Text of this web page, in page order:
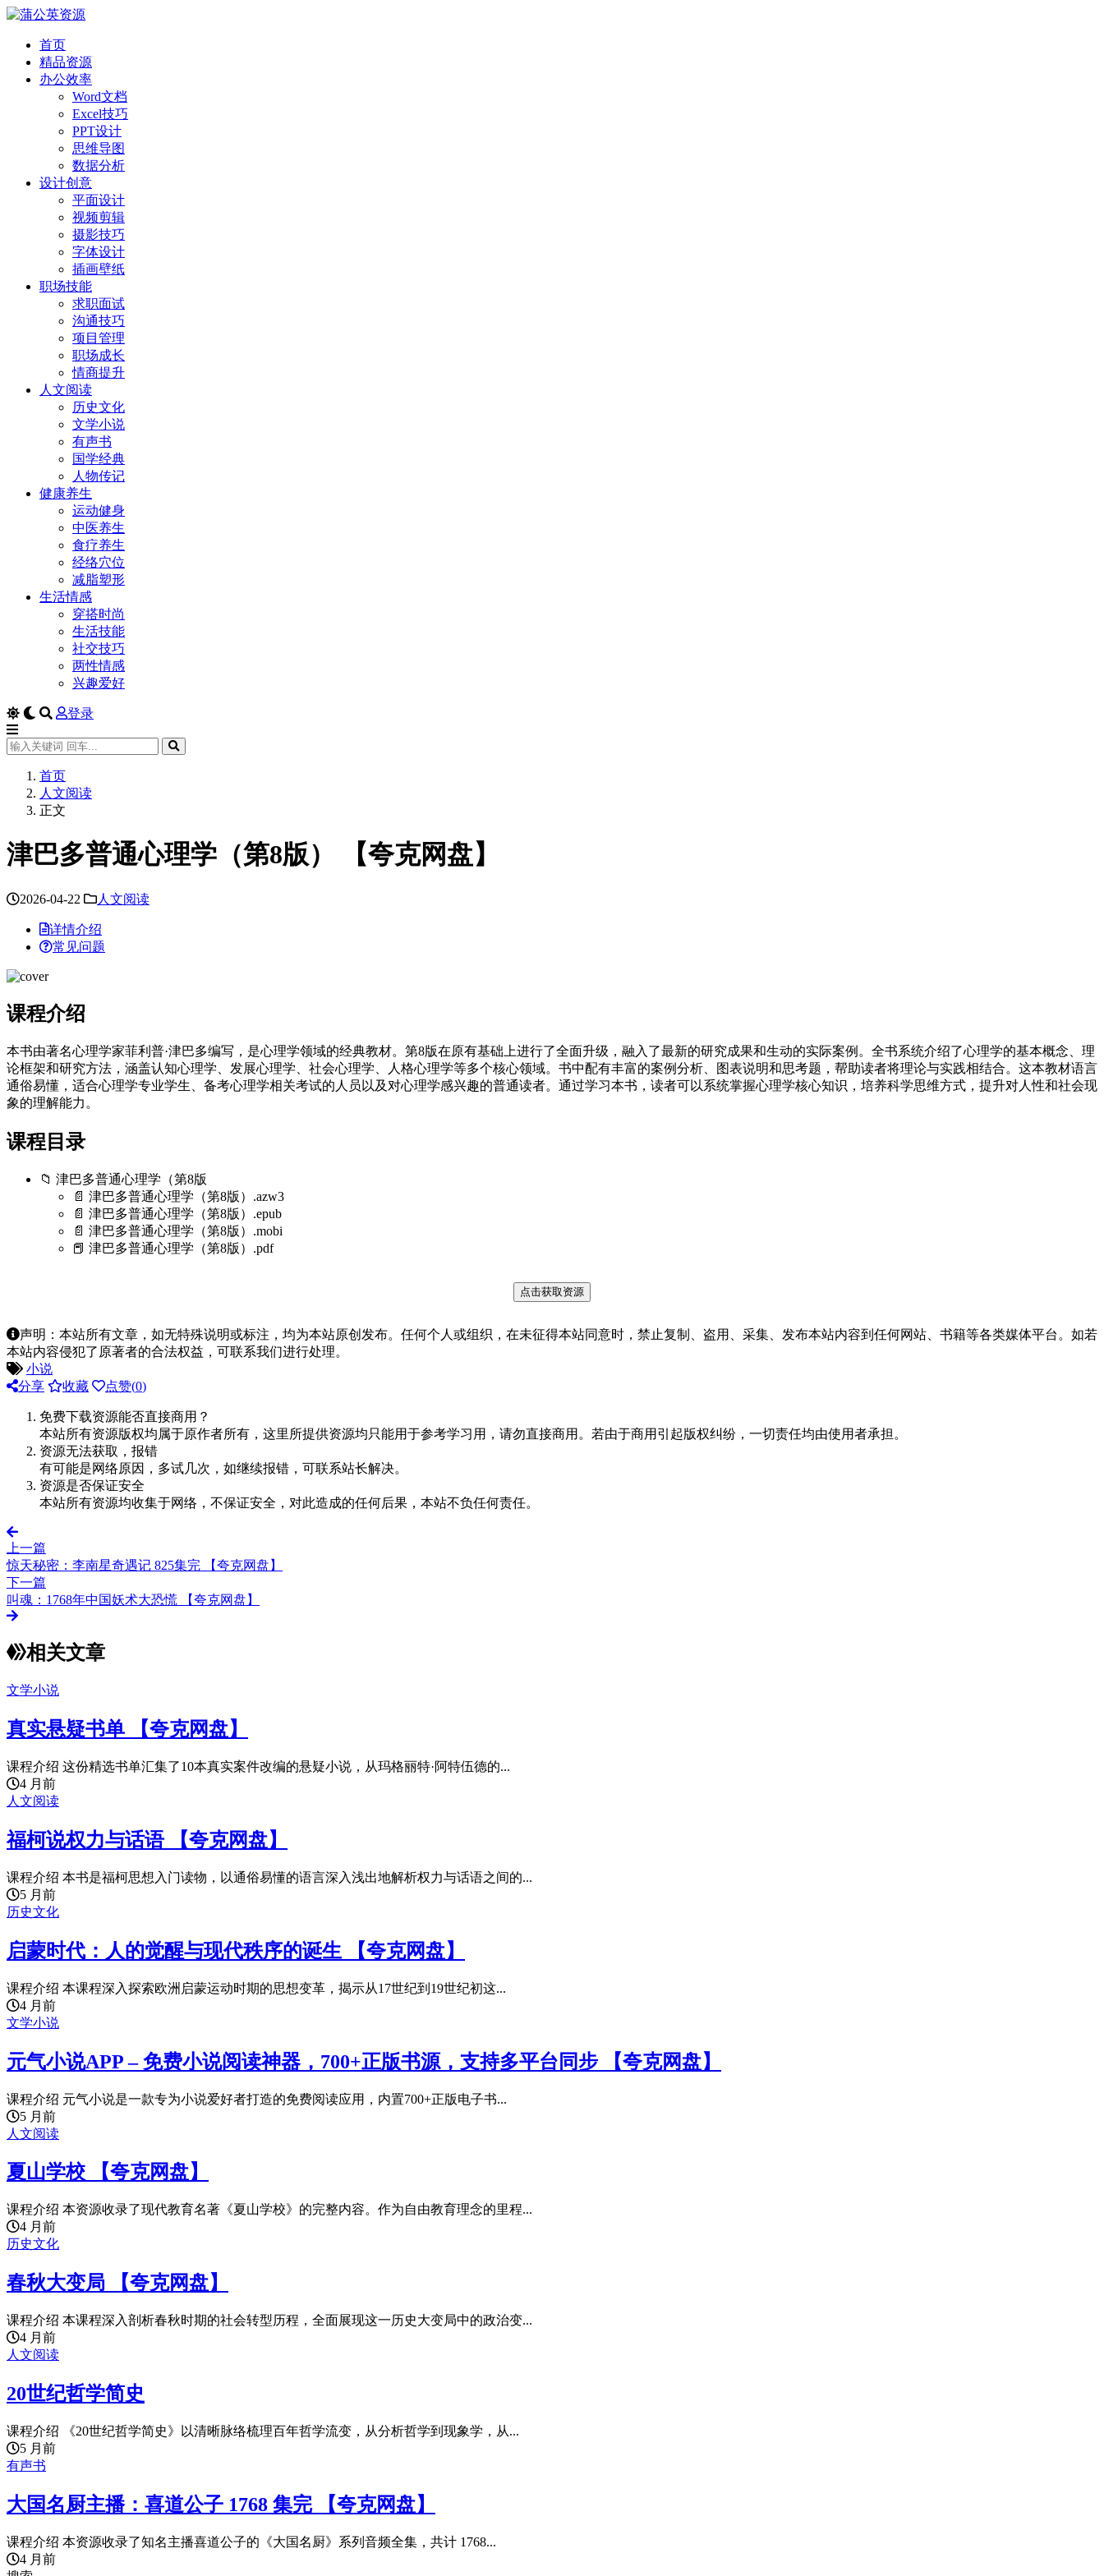
首页
精品资源
办公效率
Word文档
Excel技巧
PPT设计
思维导图
数据分析
设计创意
平面设计
视频剪辑
摄影技巧
字体设计
插画壁纸
职场技能
求职面试
沟通技巧
项目管理
职场成长
情商提升
人文阅读
历史文化
文学小说
有声书
国学经典
人物传记
健康养生
运动健身
中医养生
食疗养生
经络穴位
减脂塑形
生活情感
穿搭时尚
生活技能
社交技巧
两性情感
兴趣爱好
登录
首页
人文阅读
正文
津巴多普通心理学（第8版） 【夸克网盘】
2026-04-22 人文阅读
详情介绍
常见问题
课程介绍
本书由著名心理学家菲利普·津巴多编写，是心理学领域的经典教材。第8版在原有基础上进行了全面升级，融入了最新的研究成果和生动的实际案例。全书系统介绍了心理学的基本概念、理
论框架和研究方法，涵盖认知心理学、发展心理学、社会心理学、人格心理学等多个核心领域。书中配有丰富的案例分析、图表说明和思考题，帮助读者将理论与实践相结合。这本教材语言
通俗易懂，适合心理学专业学生、备考心理学相关考试的人员以及对心理学感兴趣的普通读者。通过学习本书，读者可以系统掌握心理学核心知识，培养科学思维方式，提升对人性和社会现
象的理解能力。
课程目录
📁 津巴多普通心理学（第8版
📄 津巴多普通心理学（第8版）.azw3
📄 津巴多普通心理学（第8版）.epub
📄 津巴多普通心理学（第8版）.mobi
📕 津巴多普通心理学（第8版）.pdf
点击获取资源
声明：本站所有文章，如无特殊说明或标注，均为本站原创发布。任何个人或组织，在未征得本站同意时，禁止复制、盗用、采集、发布本站内容到任何网站、书籍等各类媒体平台。如若
本站内容侵犯了原著者的合法权益，可联系我们进行处理。
小说
分享
收藏 点赞(0)
免费下载资源能否直接商用？
本站所有资源版权均属于原作者所有，这里所提供资源均只能用于参考学习用，请勿直接商用。若由于商用引起版权纠纷，一切责任均由使用者承担。
资源无法获取，报错
有可能是网络原因，多试几次，如继续报错，可联系站长解决。
资源是否保证安全
本站所有资源均收集于网络，不保证安全，对此造成的任何后果，本站不负任何责任。
上一篇
惊天秘密：李南星奇遇记 825集完 【夸克网盘】
下一篇
叫魂：1768年中国妖术大恐慌 【夸克网盘】
相关文章
文学小说
真实悬疑书单 【夸克网盘】
课程介绍 这份精选书单汇集了10本真实案件改编的悬疑小说，从玛格丽特·阿特伍德的...
4 月前
人文阅读
福柯说权力与话语 【夸克网盘】
课程介绍 本书是福柯思想入门读物，以通俗易懂的语言深入浅出地解析权力与话语之间的...
5 月前
历史文化
启蒙时代：人的觉醒与现代秩序的诞生 【夸克网盘】
课程介绍 本课程深入探索欧洲启蒙运动时期的思想变革，揭示从17世纪到19世纪初这...
4 月前
文学小说
元气小说APP – 免费小说阅读神器，700+正版书源，支持多平台同步 【夸克网盘】
课程介绍 元气小说是一款专为小说爱好者打造的免费阅读应用，内置700+正版电子书...
5 月前
人文阅读
夏山学校 【夸克网盘】
课程介绍 本资源收录了现代教育名著《夏山学校》的完整内容。作为自由教育理念的里程...
4 月前
历史文化
春秋大变局 【夸克网盘】
课程介绍 本课程深入剖析春秋时期的社会转型历程，全面展现这一历史大变局中的政治变...
4 月前
人文阅读
20世纪哲学简史
课程介绍 《20世纪哲学简史》以清晰脉络梳理百年哲学流变，从分析哲学到现象学，从...
5 月前
有声书
大国名厨主播：喜道公子 1768 集完 【夸克网盘】
课程介绍 本资源收录了知名主播喜道公子的《大国名厨》系列音频全集，共计 1768...
4 月前